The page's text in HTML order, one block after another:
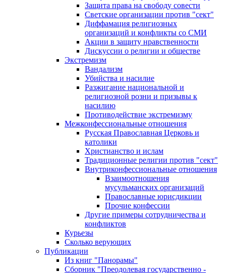
Защита права на свободу совести
Светские организации против "сект"
Диффамация религиозных
организаций и конфликты со СМИ
Акции в защиту нравственности
Дискуссии о религии и обществе
Экстремизм
Вандализм
Убийства и насилие
Разжигание национальной и
религиозной розни и призывы к
насилию
Противодействие экстремизму
Межконфессиональные отношения
Русская Православная Церковь и
католики
Христианство и ислам
Традиционные религии против "сект"
Внутриконфессиональные отношения
Взаимоотношения
мусульманских организаций
Православные юрисдикции
Прочие конфессии
Другие примеры сотрудничества и
конфликтов
Курьезы
Сколько верующих
Публикации
Из книг "Панорамы"
Сборник "Преодолевая государственно -